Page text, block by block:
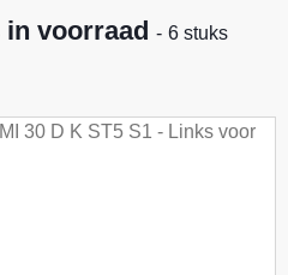
in voorraad- 6 stuks